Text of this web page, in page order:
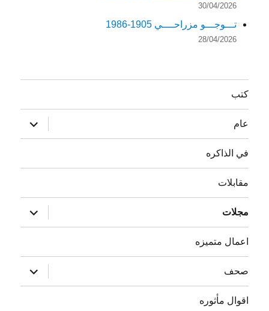
30/04/2026
تـــوجـــو مزراحــــي 1905-1986
28/04/2026
كتب
عام
توسيع
القائمة
الفرعية
في الذاكره
مقابلات
مجلات
توسيع
القائمة
الفرعية
اعمال متميزه
صحف
توسيع
القائمة
الفرعية
اقوال مأثوره